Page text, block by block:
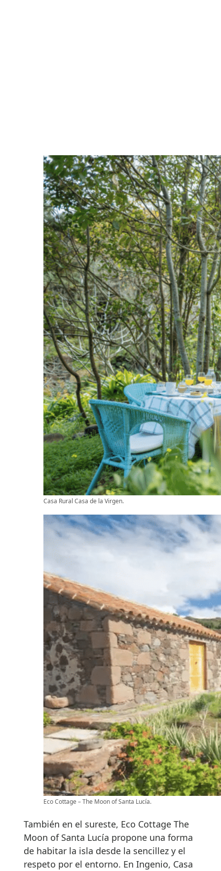
Casa Rural Casa de la Virgen.
Eco Cottage – The Moon of Santa Lucía.
También en el sureste, Eco Cottage The
Moon of Santa Lucía propone una forma
de habitar la isla desde la sencillez y el
respeto por el entorno. En Ingenio, Casa